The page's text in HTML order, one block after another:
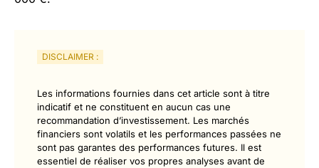
DISCLAIMER :
Les informations fournies dans cet article sont à titre
indicatif et ne constituent en aucun cas une
recommandation d’investissement. Les marchés
financiers sont volatils et les performances passées ne
sont pas garantes des performances futures. Il est
essentiel de réaliser vos propres analyses avant de